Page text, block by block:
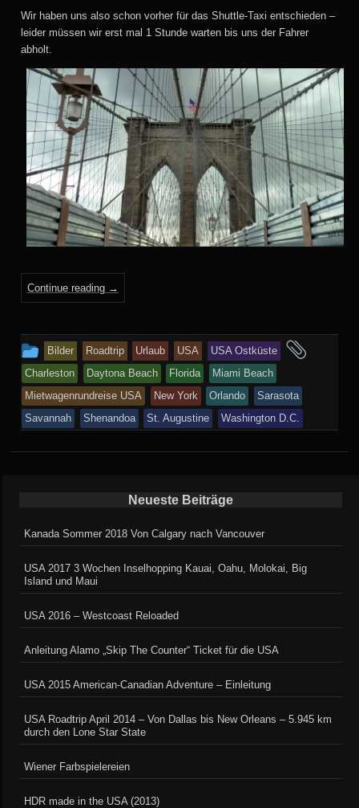
Wir haben uns also schon vorher für das Shuttle-Taxi entschieden –
leider müssen wir erst mal 1 Stunde warten bis uns der Fahrer
abholt.
Continue reading →
This
entry
was
posted
in
Bilder Roadtrip Urlaub USA USA Ostküste
Charleston Daytona Beach Florida
Miami Beach
Mietwagenrundreise USA
New York Orlando
Sarasota
Savannah
Shenandoa St. Augustine Washington D.C.
Neueste Beiträge
Kanada Sommer 2018 Von Calgary nach Vancouver
USA 2017 3 Wochen Inselhopping Kauai, Oahu, Molokai, Big
Island und Maui
USA 2016 – Westcoast Reloaded
Anleitung Alamo „Skip The Counter“ Ticket für die USA
USA 2015 American-Canadian Adventure – Einleitung
USA Roadtrip April 2014 – Von Dallas bis New Orleans – 5.945 km
durch den Lone Star State
Wiener Farbspielereien
HDR made in the USA (2013)